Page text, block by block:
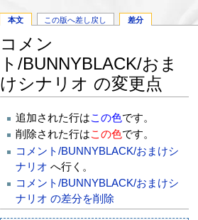
本文 この版へ差し戻し 差分
コメン
ト/BUNNYBLACK/おま
けシナリオ の変更点
追加された行はこの色です。
削除された行はこの色です。
コメント/BUNNYBLACK/おまけシ
ナリオ へ行く。
コメント/BUNNYBLACK/おまけシ
ナリオ の差分を削除